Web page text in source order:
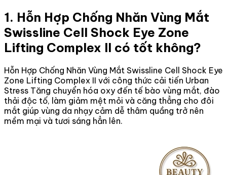
1. Hỗn Hợp Chống Nhăn Vùng Mắt
Swissline Cell Shock Eye Zone
Lifting Complex II có tốt không?
Hỗn Hợp Chống Nhăn Vùng Mắt Swissline Cell Shock Eye
Zone Lifting Complex II với công thức cải tiến Urban
Stress Tăng chuyển hóa oxy đến tế bào vùng mắt, đào
thải độc tố, làm giảm mệt mỏi và căng thẳng cho đôi
mắt giúp vùng da nhạy cảm dễ thâm quầng trở nên
mềm mại và tươi sáng hẳn lên.